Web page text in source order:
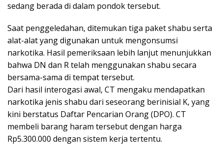
sedang berada di dalam pondok tersebut.
Saat penggeledahan, ditemukan tiga paket shabu serta
alat-alat yang digunakan untuk mengonsumsi
narkotika. Hasil pemeriksaan lebih lanjut menunjukkan
bahwa DN dan R telah menggunakan shabu secara
bersama-sama di tempat tersebut.
Dari hasil interogasi awal, CT mengaku mendapatkan
narkotika jenis shabu dari seseorang berinisial K, yang
kini berstatus Daftar Pencarian Orang (DPO). CT
membeli barang haram tersebut dengan harga
Rp5.300.000 dengan sistem kerja tertentu.